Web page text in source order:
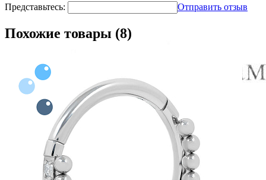
Представьтесь: Отправить отзыв
Похожие товары (8)